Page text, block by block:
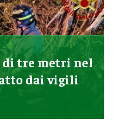
di tre metri nel
dai vigili